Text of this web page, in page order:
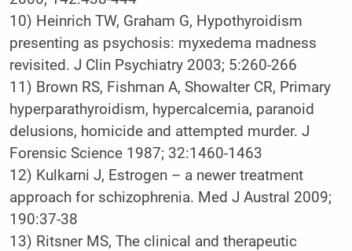
10) Heinrich TW, Graham G, Hypothyroidism
presenting as psychosis: myxedema madness
revisited. J Clin Psychiatry 2003; 5:260-266
11) Brown RS, Fishman A, Showalter CR, Primary
hyperparathyroidism, hypercalcemia, paranoid
delusions, homicide and attempted murder. J
Forensic Science 1987; 32:1460-1463
12) Kulkarni J, Estrogen – a newer treatment
approach for schizophrenia. Med J Austral 2009;
190:37-38
13) Ritsner MS, The clinical and therapeutic